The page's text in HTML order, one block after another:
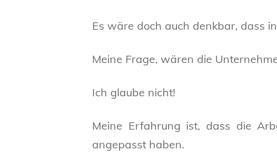
Es wäre doch auch denkbar, dass
Meine Frage, wären die
Ich glaube nicht!
Meine Erfahrung ist, dass die
angepasst haben.